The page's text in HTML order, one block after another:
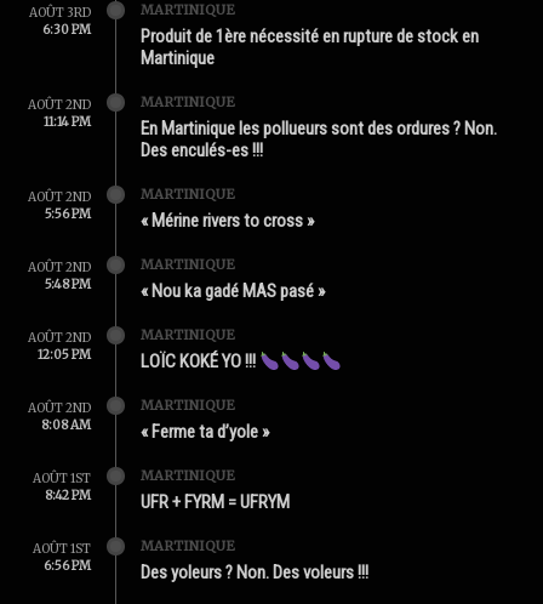
AOÛT 3RD
6:30 PM
MARTINIQUE
Produit de 1ère nécessité en rupture de stock en
Martinique
AOÛT 2ND
11:14 PM
MARTINIQUE
En Martinique les pollueurs sont des ordures ? Non.
Des enculés-es !!!
AOÛT 2ND
5:56 PM
MARTINIQUE
« Mérine rivers to cross »
AOÛT 2ND
5:48 PM
MARTINIQUE
« Nou ka gadé MAS pasé »
AOÛT 2ND
12:05 PM
MARTINIQUE
LOÏC KOKÉ YO !!!
AOÛT 2ND
8:08 AM
MARTINIQUE
« Ferme ta d’yole »
AOÛT 1ST
8:42 PM
MARTINIQUE
UFR + FYRM = UFRYM
AOÛT 1ST
6:56 PM
MARTINIQUE
Des yoleurs ? Non. Des voleurs !!!